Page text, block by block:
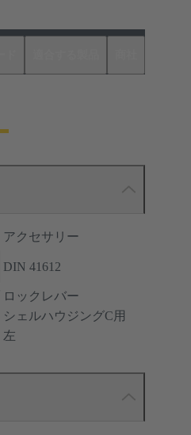
アクセサリー
DIN 41612
ロックレバー
シェルハウジングC用
左